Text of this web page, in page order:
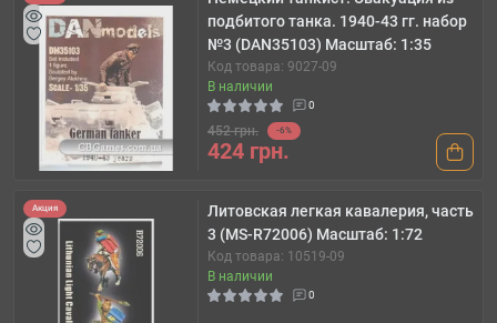
подбитого танка. 1940-43 гг. набор
№3 (DAN35103) Масштаб: 1:35
Код товара: 9027-09
В наличии
0
452 грн. -6%
424 грн.
Акция
Литовская легкая кавалерия, часть
3 (MS-R72006) Масштаб: 1:72
Код товара: 10519-09
В наличии
0